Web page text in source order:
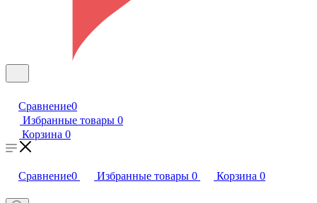
Сравнение0
Избранные товары 0
Корзина 0
Сравнение0 Избранные товары 0 Корзина 0